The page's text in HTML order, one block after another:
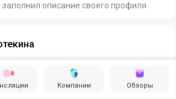
Компании Обзоры
описание своего профиля
Отслеживать